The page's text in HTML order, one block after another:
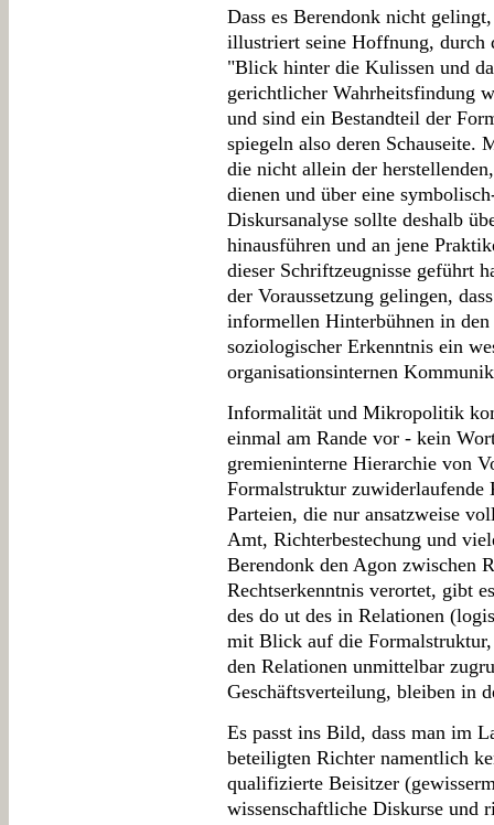
Dass es Berendonk nicht
illustriert seine Hoffnung, durch
"Blick hinter die Kulissen und
gerichtlicher Wahrheitsfindung
und sind ein Bestandteil der
spiegeln also deren Schauseite.
die nicht allein der
dienen und über eine
Diskursanalyse sollte deshalb
hinausführen und an jene
dieser Schriftzeugnisse geführt
der Voraussetzung gelingen,
informellen Hinterbühnen in
soziologischer Erkenntnis ein
organisationsinternen
Informalität und Mikropolitik
einmal am Rande vor - kein
gremieninterne Hierarchie von
Formalstruktur zuwiderlaufende
Parteien, die nur ansatzweise
Amt, Richterbestechung und
Berendonk den Agon zwischen
Rechtserkenntnis verortet, gibt
des do ut des in Relationen
mit Blick auf die Formalstruktur,
den Relationen unmittelbar
Geschäftsverteilung, bleiben in
Es passt ins Bild, dass man im
beteiligten Richter namentlich
qualifizierte Beisitzer
wissenschaftliche Diskurse und